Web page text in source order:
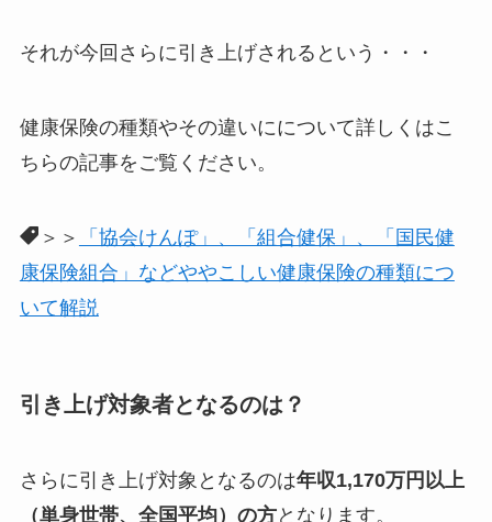
それが今回さらに引き上げされるという・・・
健康保険の種類やその違いにについて詳しくはこ
ちらの記事をご覧ください。
＞＞
「協会けんぽ」、「組合健保」、「国民健
康保険組合」などややこしい健康保険の種類につ
いて解説
引き上げ対象者となるのは？
さらに引き上げ対象となるのは年収1,170万円以上
（単身世帯、全国平均）の方となります。